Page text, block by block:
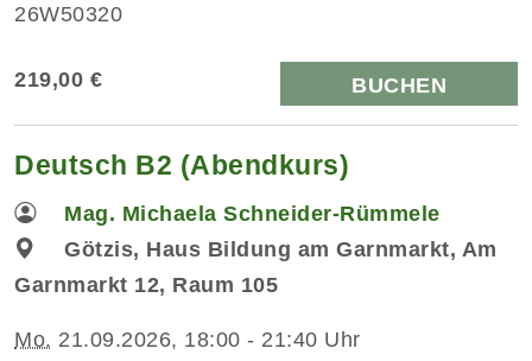
26W50320
219,00 € BUCHEN
Deutsch B2 (Abendkurs)
Mag. Michaela Schneider-Rümmele
Götzis, Haus Bildung am Garnmarkt, Am
Garnmarkt 12, Raum 105
Mo. 21.09.2026, 18:00 - 21:40 Uhr